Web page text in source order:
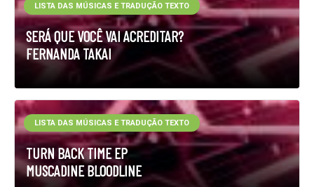
SERÁ QUE VOCÊ VAI ACREDITAR?
FERNANDA TAKAI
LISTA DAS MÚSICAS E TRADUÇÃO TEXTO
TURN BACK TIME EP
MUSCADINE BLOODLINE
LISTA DAS MÚSICAS E TRADUÇÃO TEXTO